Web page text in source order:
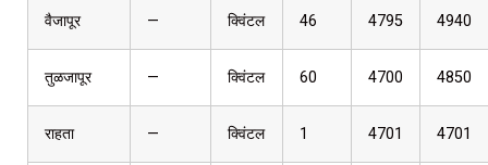
वैजापूर — क्विंटल 46 4795 4940
तुळजापूर — क्विंटल 60 4700 4850
राहता — क्विंटल 1 4701 4701